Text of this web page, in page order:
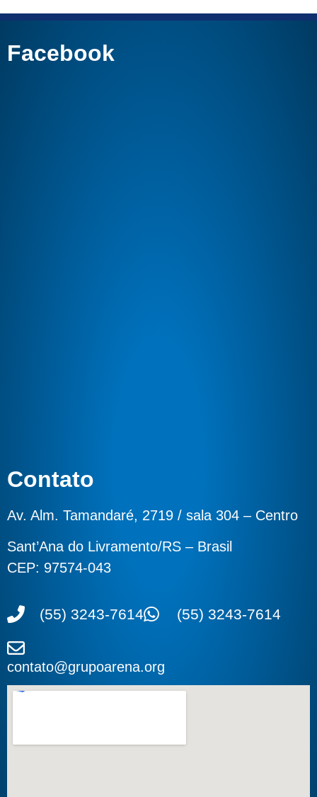
Facebook
Contato
Av. Alm. Tamandaré, 2719 / sala 304 – Centro
Sant’Ana do Livramento/RS – Brasil
CEP: 97574-043
(55) 3243-7614 (55) 3243-7614
contato@grupoarena.org